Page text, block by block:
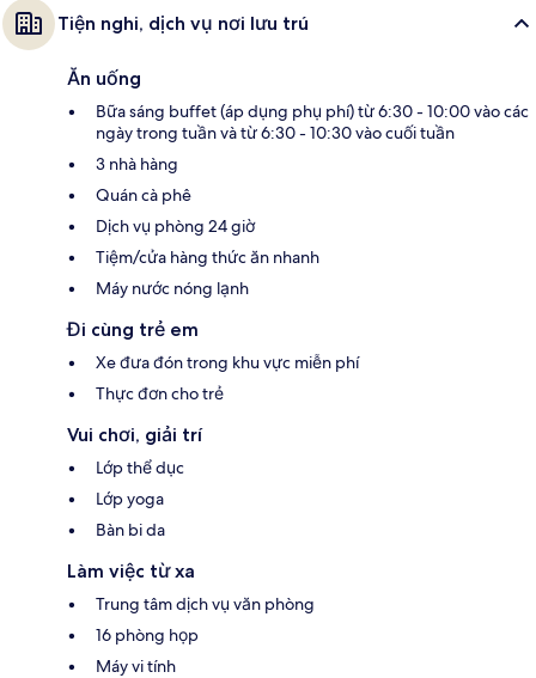
Tiện nghi, dịch vụ nơi lưu trú
Ăn uống
Bữa sáng buffet (áp dụng phụ phí) từ 6:30 - 10:00 vào các
ngày trong tuần và từ 6:30 - 10:30 vào cuối tuần
3 nhà hàng
Quán cà phê
Dịch vụ phòng 24 giờ
Tiệm/cửa hàng thức ăn nhanh
Máy nước nóng lạnh
Đi cùng trẻ em
Xe đưa đón trong khu vực miễn phí
Thực đơn cho trẻ
Vui chơi, giải trí
Lớp thể dục
Lớp yoga
Bàn bi da
Làm việc từ xa
Trung tâm dịch vụ văn phòng
16 phòng họp
Máy vi tính